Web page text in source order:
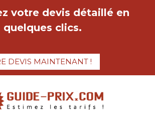
votre devis détaillé en
quelques clics.
DEVIS MAINTENANT !